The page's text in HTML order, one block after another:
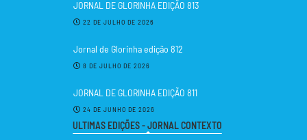
JORNAL DE GLORINHA EDIÇÃO 813
22 DE JULHO DE 2026
Jornal de Glorinha edição 812
8 DE JULHO DE 2026
JORNAL DE GLORINHA EDIÇÃO 811
24 DE JUNHO DE 2026
ULTIMAS EDIÇÕES - JORNAL CONTEXTO